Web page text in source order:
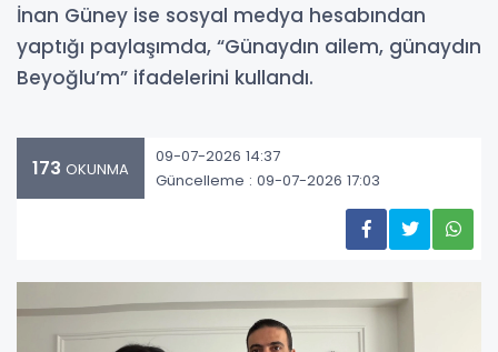
İnan Güney ise sosyal medya hesabından
yaptığı paylaşımda, “Günaydın ailem, günaydın
Beyoğlu’m” ifadelerini kullandı.
173 OKUNMA
09-07-2026 14:37
Güncelleme : 09-07-2026 17:03